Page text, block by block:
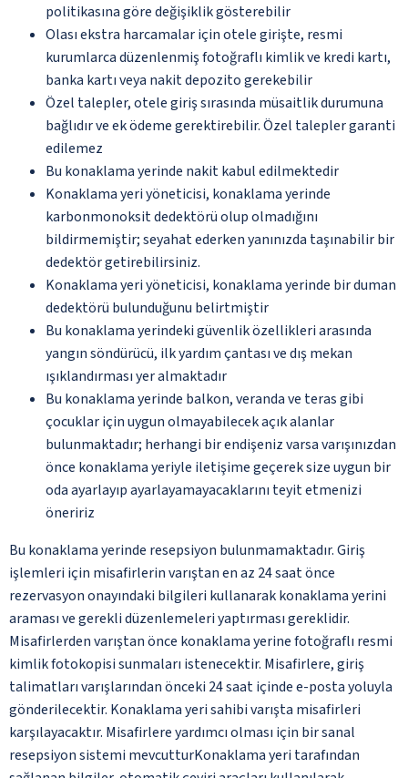
politikasına göre değişiklik gösterebilir
Olası ekstra harcamalar için otele girişte, resmi
kurumlarca düzenlenmiş fotoğraflı kimlik ve kredi kartı,
banka kartı veya nakit depozito gerekebilir
Özel talepler, otele giriş sırasında müsaitlik durumuna
bağlıdır ve ek ödeme gerektirebilir. Özel talepler garanti
edilemez
Bu konaklama yerinde nakit kabul edilmektedir
Konaklama yeri yöneticisi, konaklama yerinde
karbonmonoksit dedektörü olup olmadığını
bildirmemiştir; seyahat ederken yanınızda taşınabilir bir
dedektör getirebilirsiniz.
Konaklama yeri yöneticisi, konaklama yerinde bir duman
dedektörü bulunduğunu belirtmiştir
Bu konaklama yerindeki güvenlik özellikleri arasında
yangın söndürücü, ilk yardım çantası ve dış mekan
ışıklandırması yer almaktadır
Bu konaklama yerinde balkon, veranda ve teras gibi
çocuklar için uygun olmayabilecek açık alanlar
bulunmaktadır; herhangi bir endişeniz varsa varışınızdan
önce konaklama yeriyle iletişime geçerek size uygun bir
oda ayarlayıp ayarlayamayacaklarını teyit etmenizi
öneririz
Bu konaklama yerinde resepsiyon bulunmamaktadır. Giriş
işlemleri için misafirlerin varıştan en az 24 saat önce
rezervasyon onayındaki bilgileri kullanarak konaklama yerini
araması ve gerekli düzenlemeleri yaptırması gereklidir.
Misafirlerden varıştan önce konaklama yerine fotoğraflı resmi
kimlik fotokopisi sunmaları istenecektir. Misafirlere, giriş
talimatları varışlarından önceki 24 saat içinde e-posta yoluyla
gönderilecektir. Konaklama yeri sahibi varışta misafirleri
karşılayacaktır. Misafirlere yardımcı olması için bir sanal
resepsiyon sistemi mevcutturKonaklama yeri tarafından